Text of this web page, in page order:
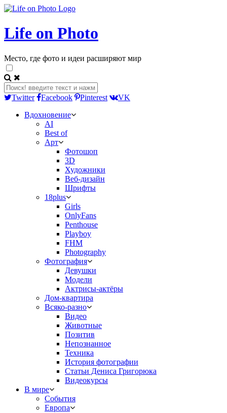
Life on Photo
Место, где фото и идеи расширяют мир
Twitter Facebook Pinterest
VK
Вдохновение
AI
Best of
Арт
Фотошоп
3D
Художники
Веб-дизайн
Шрифты
18plus
Girls
OnlyFans
Penthouse
Playboy
FHM
Photography
Фотография
Девушки
Модели
Актрисы-актёры
Дом-квартира
Всяко-разно
Видео
Животные
Позитив
Непознанное
Техника
История фотографии
Статьи Дениса Григорюка
Видеокурсы
В мире
События
Европа